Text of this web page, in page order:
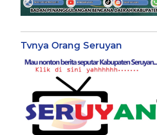
Tvnya Orang Seruyan